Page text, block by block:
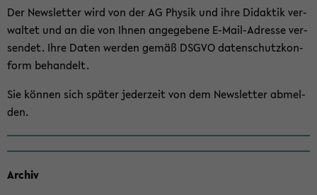
Der News­let­ter wird von der AG Phy­sik und ihre Di­dak­tik ver­
wal­tet und an die von Ihnen an­ge­ge­be­ne E-​Mail-Adresse ver­
sen­det. Ihre Daten wer­den gemäß DSGVO da­ten­schutz­kon­
form be­han­delt.
Sie kön­nen sich spä­ter je­der­zeit von dem News­let­ter ab­mel­
den.
Ar­chiv